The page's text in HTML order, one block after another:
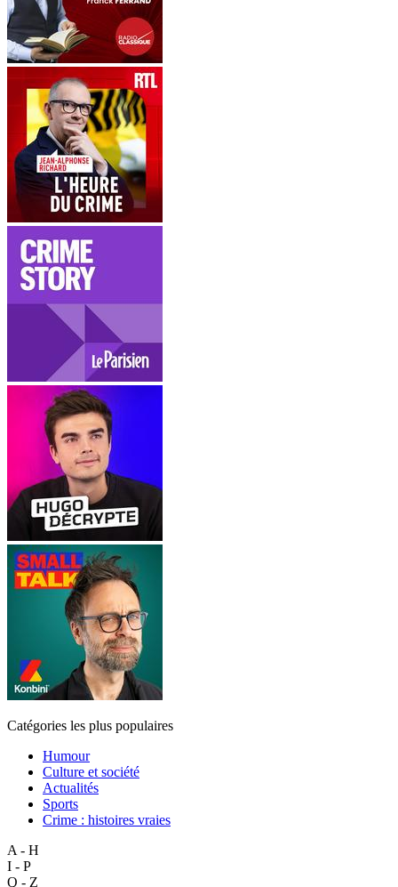
Catégories les plus populaires
Humour
Culture et société
Actualités
Sports
Crime : histoires vraies
A - H
I - P
Q - Z